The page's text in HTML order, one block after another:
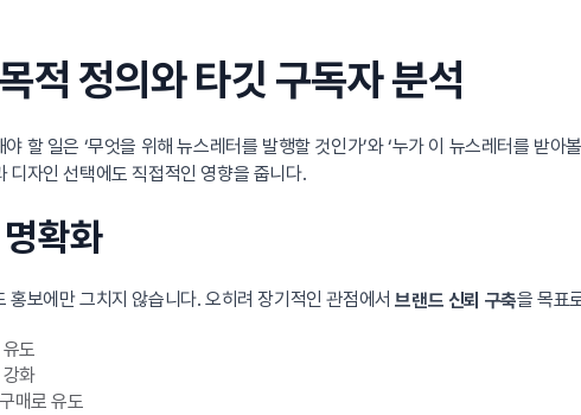
적 정의와 타깃 구독자 분석
할 일은 ‘무엇을 위해 뉴스레터를 발행할 것인가’와 ‘누가 이 뉴스레터를 받아
디자인 선택에도 직접적인 영향을 줍니다.
확화
보에만 그치지 않습니다. 오히려 장기적인 관점에서 브랜드 신뢰 구축을 목표
도
화
매로 유도